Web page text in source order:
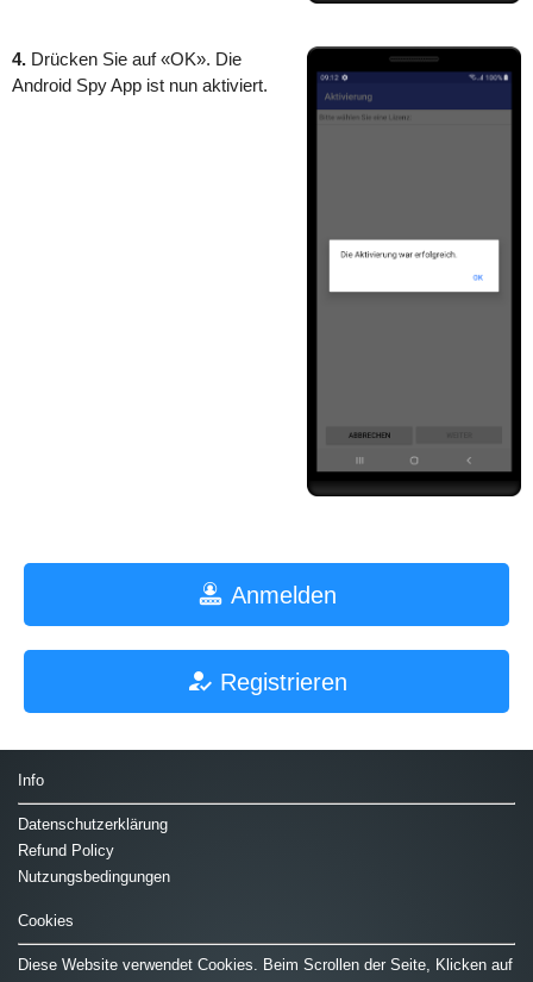
4. Drücken Sie auf «OK». Die
Android Spy App ist nun aktiviert.
Anmelden
Registrieren
Info
Datenschutzerklärung
Refund Policy
Nutzungsbedingungen
Cookies
Diese Website verwendet Cookies. Beim Scrollen der Seite, Klicken auf